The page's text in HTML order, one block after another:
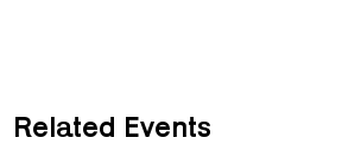
Related Events